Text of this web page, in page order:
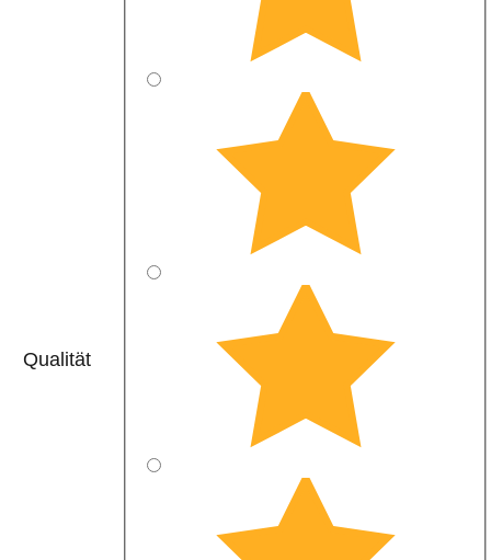
Qualität